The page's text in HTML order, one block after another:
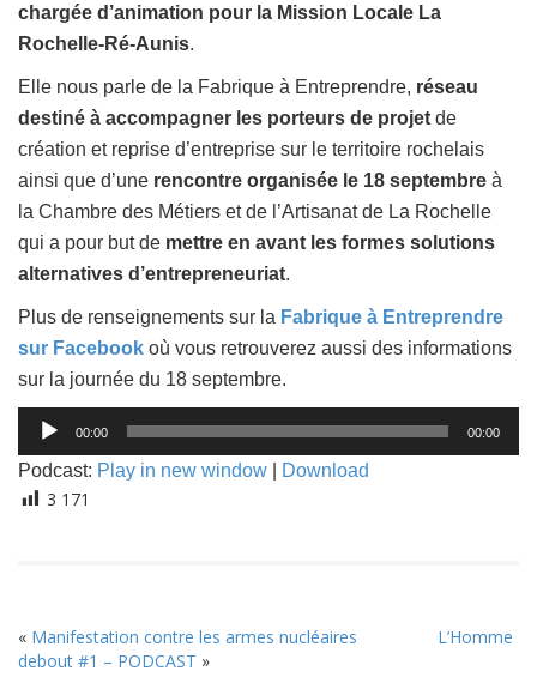
chargée d’animation pour la Mission Locale La
Rochelle-Ré-Aunis.
Elle nous parle de la Fabrique à Entreprendre, réseau
destiné à accompagner les porteurs de projet de
création et reprise d’entreprise sur le territoire rochelais
ainsi que d’une rencontre organisée le 18 septembre à
la Chambre des Métiers et de l’Artisanat de La Rochelle
qui a pour but de mettre en avant les formes solutions
alternatives d’entrepreneuriat.
Plus de renseignements sur la Fabrique à Entreprendre
sur Facebook où vous retrouverez aussi des informations
sur la journée du 18 septembre.
Lecteur
audio
00:00 00:00
Podcast: Play in new window Download
3 171
« Manifestation contre les armes nucléaires
L’Homme
debout #1 – PODCAST »